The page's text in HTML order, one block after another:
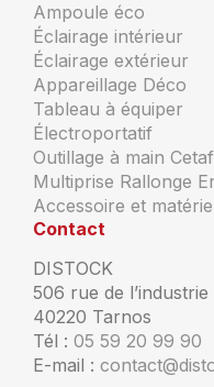
Ampoule éco
Éclairage intérieur
Éclairage extérieur
Appareillage Déco
Tableau à équiper
Électroportatif
Outillage à main
Multiprise Rallonge
Accessoire et
Contact
DISTOCK
506 rue de l’industrie
40220 Tarnos
Tél : 05 59 20 99 90
E-mail :